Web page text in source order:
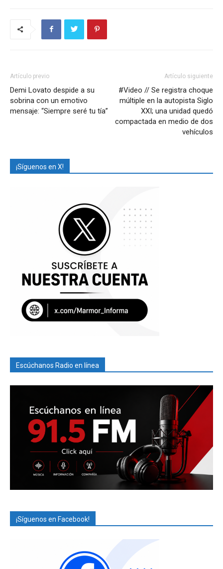
Artículo previo
Demi Lovato despide a su
sobrina con un emotivo
mensaje: “Siempre seré tu tía”
Artículo siguiente
#Video // Se registra choque
múltiple en la autopista Siglo
XXI; una unidad quedó
compactada en medio de dos
vehículos
¡Síguenos en X!
Escúchanos Radio en línea
¡Síguenos en Facebook!